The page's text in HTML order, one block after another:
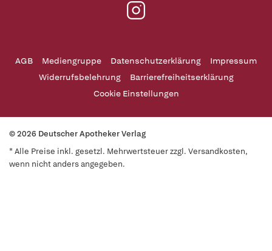
AGB Mediengruppe Datenschutzerklärung
Impressum
Widerrufsbelehrung
Barrierefreiheitserklärung
Cookie Einstellungen
© 2026 Deutscher Apotheker Verlag
* Alle Preise inkl. gesetzl. Mehrwertsteuer zzgl. Versandkosten,
wenn nicht anders angegeben.